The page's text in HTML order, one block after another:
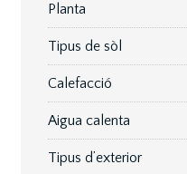
Planta
Tipus de sòl
Calefacció
Aigua calenta
Tipus d’exterior